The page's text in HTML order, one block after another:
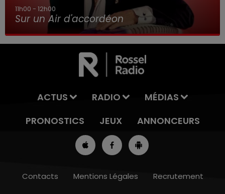
11h00 - 12h00
Sur un Air d'accordéon
ACTUS RADIO
MÉDIAS
PRONOSTICS
JEUX ANNONCEURS
Contacts Mentions Légales
Recrutement